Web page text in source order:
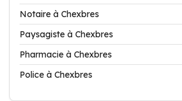
Notaire à Chexbres
Paysagiste à Chexbres
Pharmacie à Chexbres
Police à Chexbres